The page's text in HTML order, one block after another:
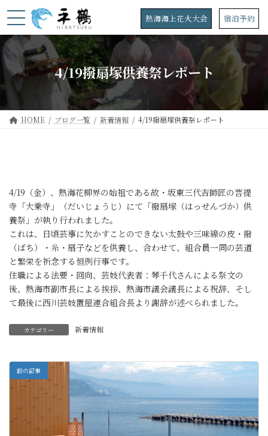
ン
ン
ツ
へ
キ
プ
ビ
ー
シ
ョ
に
動
熱海海上花火大会 宿泊予約
4/19撥扇塚供養祭レポート
HOME ブログ一覧 新着情報 4/19撥扇塚供養祭レポート
4/19（金）、熱海花柳界の始祖である故・坂東三代吉師匠の菩提
寺「大乗寺」（だいじょうじ）にて「撥扇塚（はっせんづか）供
養祭」が執り行われました。
これは、日頃芸事に欠かすことのできない太鼓や三味線の皮・撥
（ばち）・糸・扇子などを供養し、合わせて、組合員一同の芸道
と繁栄を祈念する恒例行事です。
住職による法要・回向、芸妓代表者：琴千代さんによる祭文の
後、熱海市副市長による挨拶、熱海市議会議長による祝辞、そし
て最後に西川芸妓置屋連合組合長より謝辞が述べられました。
カテゴリー 新着情報
前の記事